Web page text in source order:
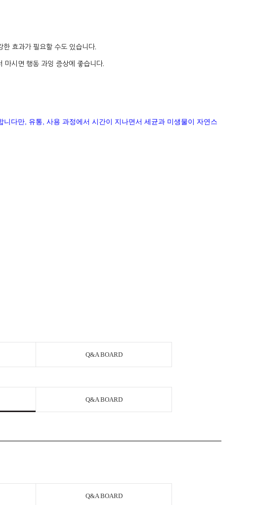
효과가 필요할 수도 있습니다.
마시면 행동 과잉 증상에 좋습니다.
니다만 유통 사용 과정에서 시간이 지나면서 세균과 미생물이 자연스
Q&A BOARD
Q&A BOARD
Q&A BOARD